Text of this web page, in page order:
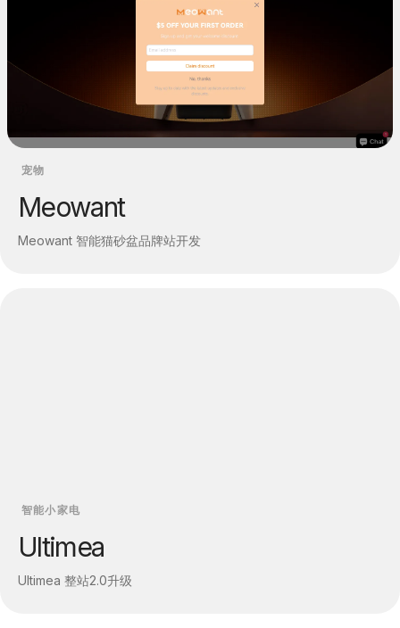
宠物
Meowant
Meowant 智能猫砂盆品牌站开发
智能小家电
Ultimea
Ultimea 整站2.0升级